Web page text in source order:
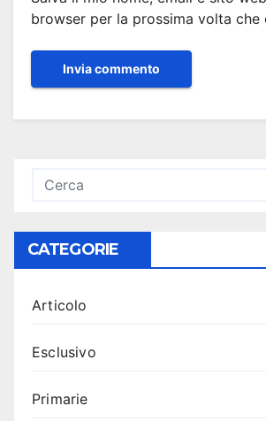
browser per la prossima volta che
CATEGORIE
Articolo
Esclusivo
Primarie